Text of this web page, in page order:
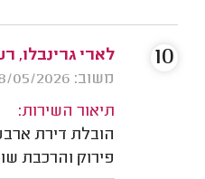
לארי גרינבלו,
משוב: 08/05/2026
תיאור השירות:
הובלת דירת
פירוק והרכבת
10